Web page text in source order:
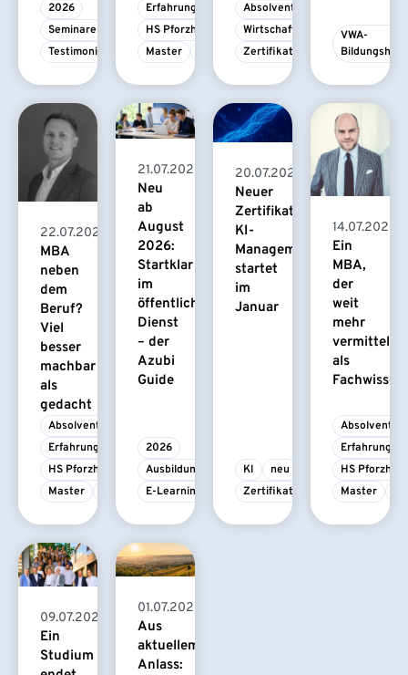
2026
Seminare
Testimonial
Erfahrungsbericht
HS Pforzheim
Master
Absolvent/-in
Wirtschaftspsychologie
Zertifikatskurs
VWA-
Bildungshaus
22.07.2026
MBA
neben
dem
Beruf?
Viel
besser
machbar
als
gedacht
Absolvent/-in
Erfahrungsbericht
HS Pforzheim
Master
21.07.2026
Neu
ab
August
2026:
Startklar
im
öffentlichen
Dienst
– der
Azubi
Guide
2026
Ausbildung
E-Learning
20.07.2026
Neuer
Zertifikatskurs
KI-
Management
startet
im
Januar
KI
neu
Zertifikatskurs
14.07.2026
Ein
MBA,
der
weit
mehr
vermittelt
als
Fachwissen
Absolvent/-
HS
Master
09.07.2026
Ein
Studium
01.07.2026
Aus
aktuellem
Anlass: